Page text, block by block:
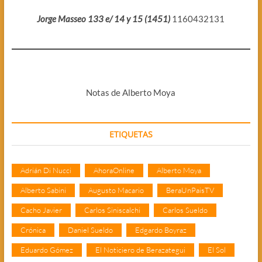
Jorge Masseo 133 e/ 14 y 15 (1451) 1160432131
Notas de Alberto Moya
ETIQUETAS
Adrián Di Nucci AhoraOnline Alberto Moya
Alberto Sabini Augusto Macario BeraUnPaisTV
Cacho Javier Carlos Siniscalchi Carlos Sueldo
Crónica Daniel Sueldo Edgardo Boyraz
Eduardo Gómez El Noticiero de Berazategui El Sol